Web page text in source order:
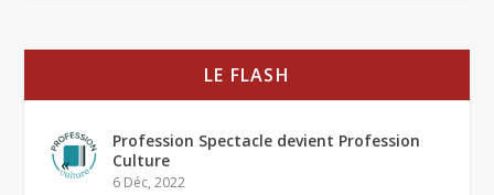
LE FLASH
Profession Spectacle devient Profession
Culture
6 Déc, 2022